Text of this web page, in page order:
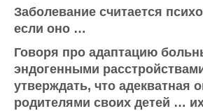
Заболевание считается
если оно …
Говоря про адаптацию
эндогенными
утверждать, что адекватная
родителями своих детей …